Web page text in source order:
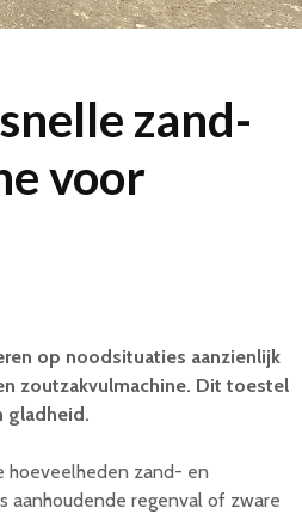
zand-
voor
op noodsituaties aanzienlijk
zoutzakvulmachine. Dit toestel
gladheid.
hoeveelheden zand- en
aanhoudende regenval of zware